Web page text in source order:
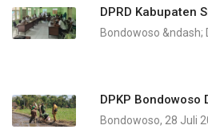
DPRD Kabupaten
Bondowoso &ndash;
DPKP Bondowoso
Bondowoso, 28 Juli